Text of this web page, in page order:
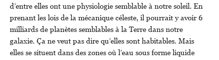
d’entre elles ont une physiologie semblable à notre soleil. En
prenant les lois de la mécanique céleste, il pourrait y avoir 6
milliards de planètes semblables à la Terre dans notre
galaxie. Ça ne veut pas dire qu’elles sont habitables. Mais
elles se situent dans des zones où l’eau sous forme liquide